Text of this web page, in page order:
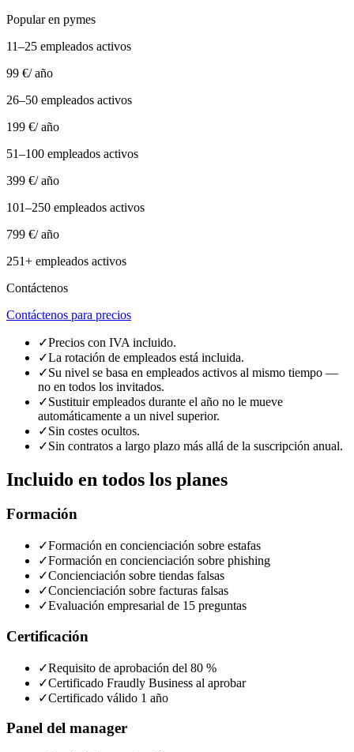
Popular en pymes
11–25 empleados activos
99 €/ año
26–50 empleados activos
199 €/ año
51–100 empleados activos
399 €/ año
101–250 empleados activos
799 €/ año
251+ empleados activos
Contáctenos
Contáctenos para precios
✓Precios con IVA incluido.
✓La rotación de empleados está incluida.
✓Su nivel se basa en empleados activos al mismo tiempo —
no en todos los invitados.
✓Sustituir empleados durante el año no le mueve
automáticamente a un nivel superior.
✓Sin costes ocultos.
✓Sin contratos a largo plazo más allá de la suscripción anual.
Incluido en todos los planes
Formación
✓Formación en concienciación sobre estafas
✓Formación en concienciación sobre phishing
✓Concienciación sobre tiendas falsas
✓Concienciación sobre facturas falsas
✓Evaluación empresarial de 15 preguntas
Certificación
✓Requisito de aprobación del 80 %
✓Certificado Fraudly Business al aprobar
✓Certificado válido 1 año
Panel del manager